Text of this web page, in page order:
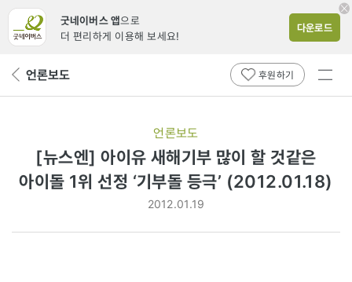
굿네이버스 앱으로
더 편리하게 이용해 보세요!
다운로드
뒤 언론보도 후원하기
전체
언론보도
[뉴스엔] 아이유 새해기부 많이 할 것같은
아이돌 1위 선정 ‘기부돌 등극’ (2012.01.18)
2012.01.19